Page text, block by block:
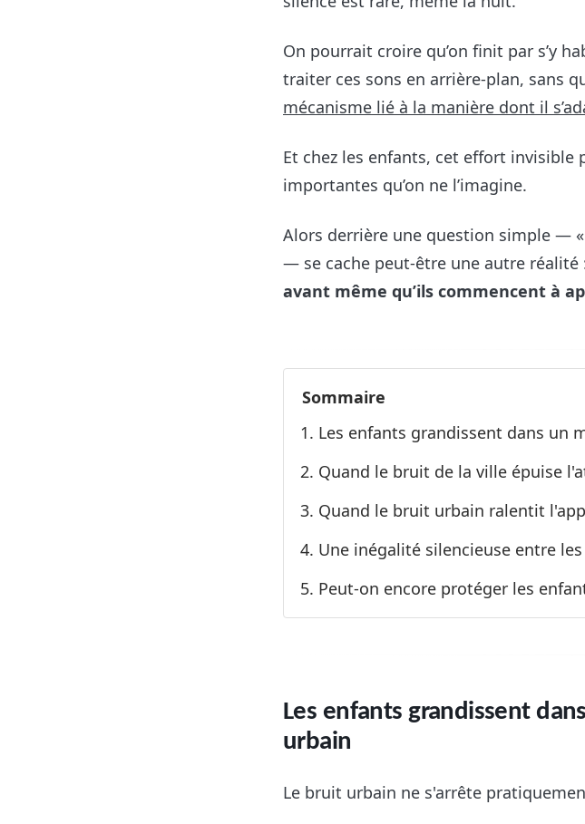
On pourrait croire qu’on finit par s’y
traiter ces sons en arrière-plan, sans
mécanisme lié à la manière dont il
Et chez les enfants, cet effort invisible
importantes qu’on ne l’imagine.
Alors derrière une question simple —
— se cache peut-être une autre réalité
avant même qu’ils commencent à
Sommaire
Les enfants grandissent dans un
Quand le bruit de la ville épuise
Quand le bruit urbain ralentit
Une inégalité silencieuse entre
Peut-on encore protéger les
Les enfants grandissent
urbain
Le bruit urbain ne s'arrête